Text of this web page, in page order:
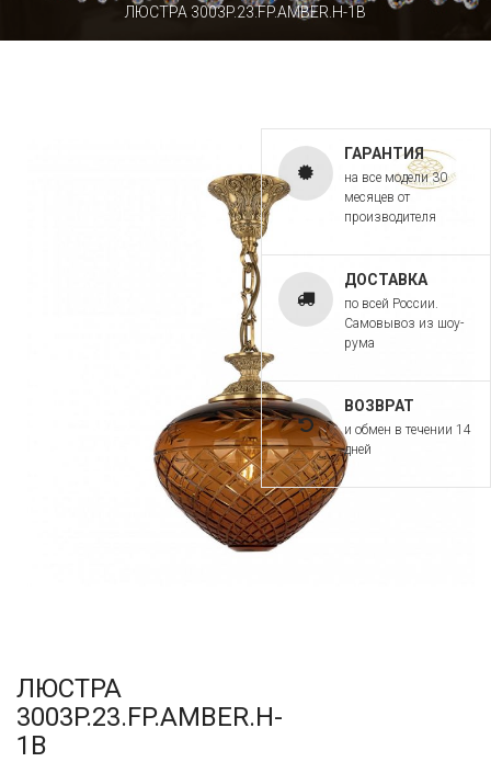
ЛЮСТРА 3003P.23.FP.AMBER.H-1B
ЛЮСТРА
3003P.23.FP.AMBER.H-
1B
ГАРАНТИЯ
на все модели 30
месяцев от
производителя
ДОСТАВКА
по всей России.
Самовывоз из шоу-
рума
ВОЗВРАТ
и обмен в течении 14
дней